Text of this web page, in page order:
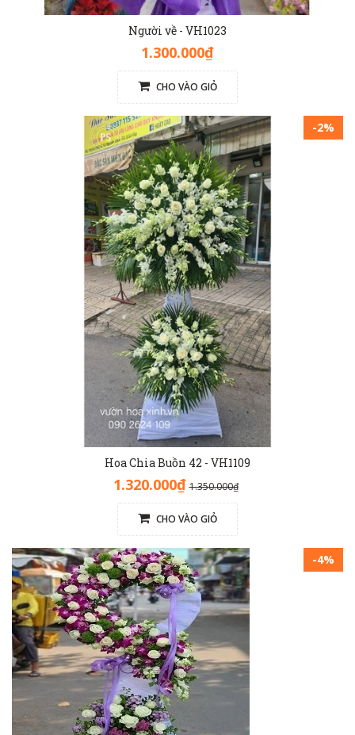
Người về - VH1023
1.300.000₫
CHO VÀO GIỎ
-2%
Hoa Chia Buồn 42 - VH1109
1.320.000₫ 1.350.000₫
CHO VÀO GIỎ
-4%